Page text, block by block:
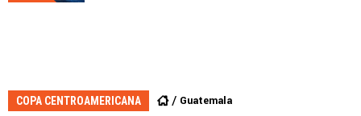
COPA CENTROAMERICANA Guatemala